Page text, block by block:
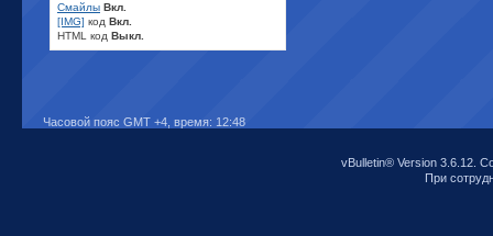
Смайлы Вкл.
[IMG] код Вкл.
HTML код Выкл.
Часовой пояс GMT +4, время: 12:48
vBulletin® Version 3.6.12.
При